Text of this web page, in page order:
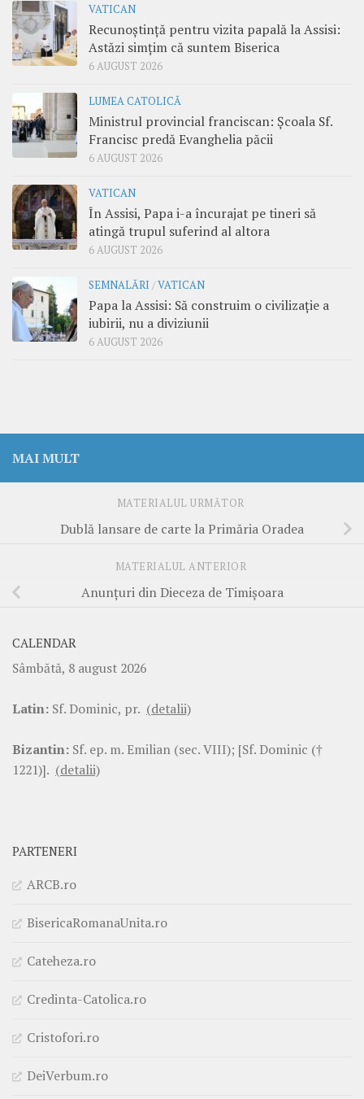
VATICAN
Recunoștință pentru vizita papală la Assisi:
Astăzi simțim că suntem Biserica
6 AUGUST 2026
LUMEA CATOLICĂ
Ministrul provincial franciscan: Școala Sf.
Francisc predă Evanghelia păcii
6 AUGUST 2026
VATICAN
În Assisi, Papa i-a încurajat pe tineri să
atingă trupul suferind al altora
6 AUGUST 2026
SEMNALĂRI /VATICAN
Papa la Assisi: Să construim o civilizație a
iubirii, nu a diviziunii
6 AUGUST 2026
MAI MULT
MATERIALUL URMĂTOR
Dublă lansare de carte la Primăria Oradea
MATERIALUL ANTERIOR
Anunțuri din Dieceza de Timișoara
CALENDAR
Sâmbătă, 8 august 2026
Latin: Sf. Dominic, pr. (detalii)
Bizantin: Sf. ep. m. Emilian (sec. VIII); [Sf. Dominic (†
1221)]. (detalii)
PARTENERI
ARCB.ro
BisericaRomanaUnita.ro
Cateheza.ro
Credinta-Catolica.ro
Cristofori.ro
DeiVerbum.ro